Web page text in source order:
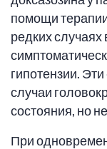
помощи
редких случаях
гипотензии.
случаи
состояния, но
При